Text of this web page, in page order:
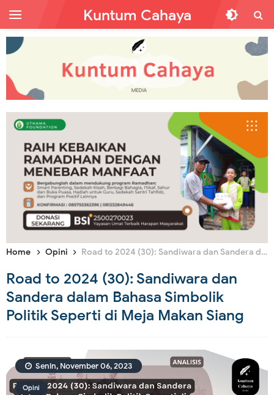
Kuntum Cahaya
Home Opini Road to 2024 (30): Sandiwara dan Sandera dalam Bahasa Simbolik Politik Seperti di Meja Makan Siang
Road to 2024 (30): Sandiwara dan
Sandera dalam Bahasa Simbolik
Politik Seperti di Meja Makan Siang
Opini
Senin, November 06, 2023